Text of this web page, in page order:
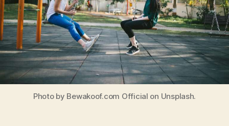
Photo by Bewakoof.com Official on Unsplash.